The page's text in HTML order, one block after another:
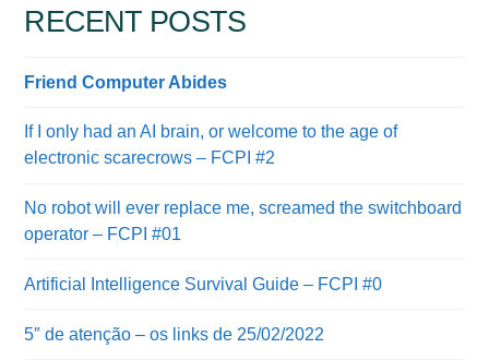
RECENT POSTS
Friend Computer Abides
If I only had an AI brain, or welcome to the age of
electronic scarecrows – FCPI #2
No robot will ever replace me, screamed the switchboard
operator – FCPI #01
Artificial Intelligence Survival Guide – FCPI #0
5″ de atenção – os links de 25/02/2022